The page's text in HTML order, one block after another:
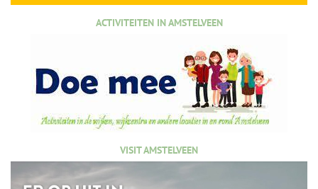
ACTIVITEITEN IN AMSTELVEEN
VISIT AMSTELVEEN